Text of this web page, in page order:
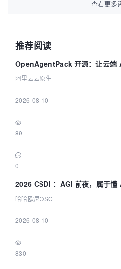
查看更多
推荐阅读
OpenAgentPack 开源：让云端
可迁移
阿里云云原生
2026-08-10
89
0
2026 CSDI ：AGI 前夜，属于
耕企业
哈哈欧尼OSC
2026-08-10
830